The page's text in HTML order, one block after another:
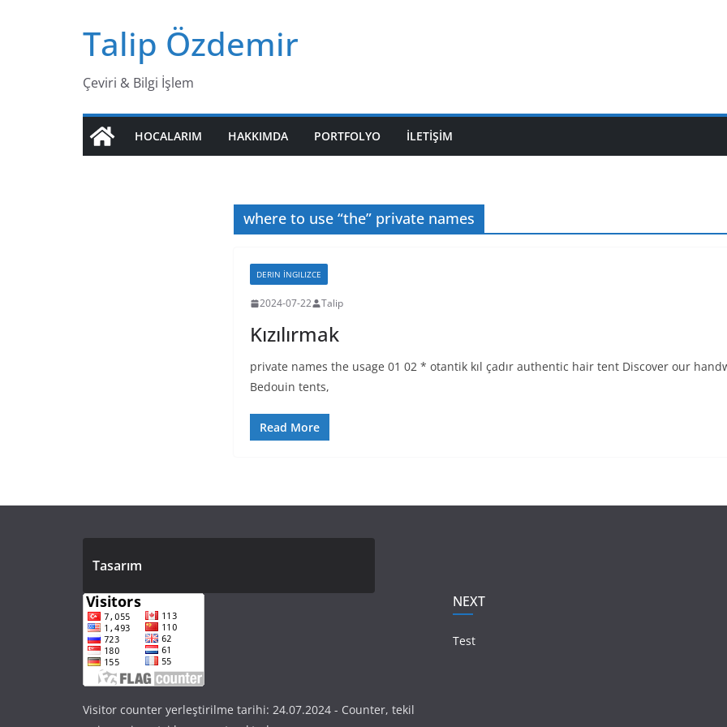
Talip Özdemir
Çeviri & Bilgi İşlem
HOCALARIM HAKKIMDA PORTFOLYO İLETİŞİM
where to use “the” private names
DERIN İNGILIZCE
2024-07-22 Talip
Kızılırmak
private names the usage 01 02 * otantik kıl çadır authentic hair tent Discover our
Bedouin tents,
Read More
Tasarım
Visitor counter yerleştirilme tarihi: 24.07.2024 - Counter, tekil
NEXT
Test